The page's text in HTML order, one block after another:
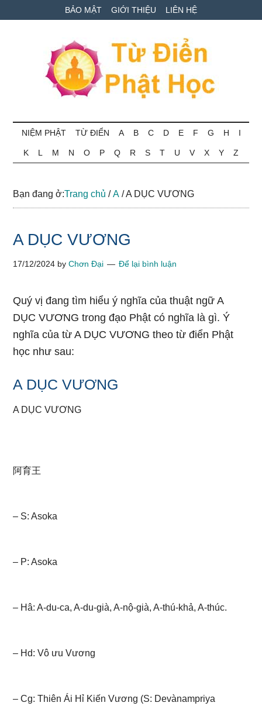
to
to
qua
BẢO MẬT GIỚI THIỆU LIÊN HỆ
Từ
điển
Phật
học
ngữ
NIỆM PHẬT TỪ ĐIỂN A B C D E F G H I
K L M N O P Q R S T U V X Y Z
Bạn đang ở:Trang chủ / A /A DỤC VƯƠNG
A DỤC VƯƠNG
17/12/2024 byChơn Đại Để lại bình luận
Quý vị đang tìm hiểu ý nghĩa của thuật ngữ A
DỤC VƯƠNG trong đạo Phật có nghĩa là gì. Ý
nghĩa của từ A DỤC VƯƠNG theo từ điển Phật
học như sau:
A DỤC VƯƠNG
A DỤC VƯƠNG
阿育王
– S: Asoka
– P: Asoka
– Hâ: A-du-ca, A-du-già, A-nộ-già, A-thú-khả, A-thúc.
– Hd: Vô ưu Vương
– Cg: Thiên Ái Hỉ Kiến Vương (S: Devànampriya